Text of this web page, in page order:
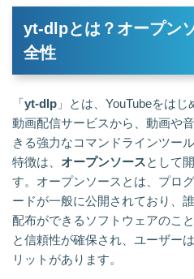
yt-dlpとは？オープン
全性
「yt-dlp 」とは、YouTubeをは
動画配信サービスから、動画や
きる強力なコマンドラインツー
特徴は、 オープンソースとして
す。オープンソースとは、プロ
ードが一般に公開されており、
配布ができるソフトウェアのこ
と信頼性が確保され、ユーザーは
リットがあります。